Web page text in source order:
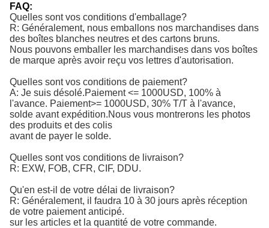
FAQ:
Quelles sont vos conditions d'emballage?
R: Généralement, nous emballons nos marchandises dans
des boîtes blanches neutres et des cartons bruns.
Nous pouvons emballer les marchandises dans vos boîtes
de marque après avoir reçu vos lettres d'autorisation.
Quelles sont vos conditions de paiement?
A: Je suis désolé.Paiement <= 1000USD, 100% à
l'avance. Paiement>= 1000USD, 30% T/T à l'avance,
solde avant expédition.Nous vous montrerons les photos
des produits et des colis
avant de payer le solde.
Quelles sont vos conditions de livraison?
R: EXW, FOB, CFR, CIF, DDU.
Qu'en est-il de votre délai de livraison?
R: Généralement, il faudra 10 à 30 jours après réception
de votre paiement anticipé.
sur les articles et la quantité de votre commande.